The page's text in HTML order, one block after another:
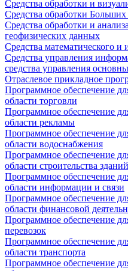
Средства обработки и
Средства обработки
Средства обработки и
геофизических данных
Средства математического
Средства управления
средства управления
Отраслевое прикладное
Программное обеспечение
области торговли
Программное обеспечение
области рекламы
Программное обеспечение
области водоснабжения
Программное обеспечение
области строительства
Программное обеспечение
области информации и связи
Программное обеспечение
области финансовой
Программное обеспечение
перевозок
Программное обеспечение
области транспорта
Программное обеспечение